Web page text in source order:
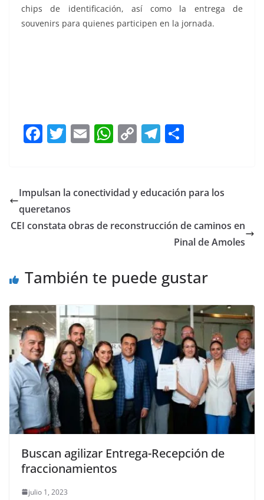
chips de identificación, así como la entrega de
souvenirs para quienes participen en la jornada.
F
e
b
o
T
er
E
l
W
s
p
C
y
n
T
gr
m
e
Impulsan la conectividad y educación para los
queretanos
CEI constata obras de reconstrucción de caminos en
Pinal de Amoles
También te puede gustar
Buscan agilizar Entrega-Recepción de
fraccionamientos
julio 1, 2023